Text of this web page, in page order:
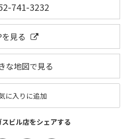
741-3232
見る
な地図で見る
に入りに追加
スビル店をシェアする